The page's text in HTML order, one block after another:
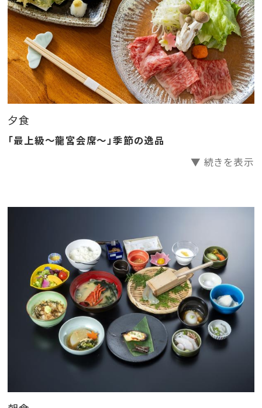
合がございます
＜お食事処＞
夕朝食ともに、全室イステーブル席の半個室食事処
■バラエティ豊かな自家源泉
大浴場 15:00〜翌朝9:30
○泉質…硫酸塩泉 〇効能…皮膚病、内臓諸器、腰
朝と晩とお時間を変えて、どちらのお風呂もお楽しみく
〜2種の貸切風呂〜
□南国野天風呂
男性専用：15:00〜18:30
女性専用：翌7：00〜9：30
貸切風呂利用（35分間）無料：19:40〜翌7:00 要予約
□はなれ 15:00〜22:00（50分間貸切可能）無料
館内から一度外に出て、お散歩感覚でご利用いただけ
夕食
「最上級～龍宮会席～」季節の逸品
▼ 続きを表示